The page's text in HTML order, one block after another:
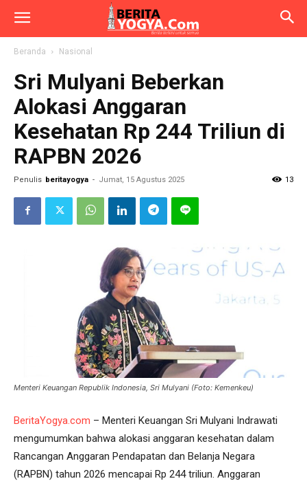
Beranda Nasional
Sri Mulyani Beberkan
Alokasi Anggaran
Kesehatan Rp 244 Triliun di
RAPBN 2026
Penulis beritayogya - Jumat, 15 Agustus 2025 13
Menteri Keuangan Republik Indonesia, Sri Mulyani (Foto: Kemenkeu)
BeritaYogya.com – Menteri Keuangan Sri Mulyani Indrawati
mengumumkan bahwa alokasi anggaran kesehatan dalam
Rancangan Anggaran Pendapatan dan Belanja Negara
(RAPBN) tahun 2026 mencapai Rp 244 triliun. Anggaran